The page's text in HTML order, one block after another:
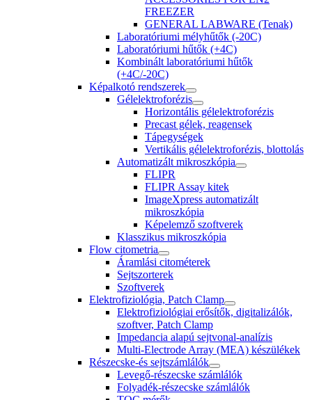
FREEZER
GENERAL LABWARE (Tenak)
Laboratóriumi mélyhűtők (-20C)
Laboratóriumi hűtők (+4C)
Kombinált laboratóriumi hűtők
(+4C/-20C)
Képalkotó rendszerek
Gélelektroforézis
Horizontális gélelektroforézis
Precast gélek, reagensek
Tápegységek
Vertikális gélelektroforézis, blottolás
Automatizált mikroszkópia
FLIPR
FLIPR Assay kitek
ImageXpress automatizált
mikroszkópia
Képelemző szoftverek
Klasszikus mikroszkópia
Flow citometria
Áramlási citométerek
Sejtszorterek
Szoftverek
Elektrofiziológia, Patch Clamp
Elektrofiziológiai erősítők, digitalizálók,
szoftver, Patch Clamp
Impedancia alapú sejtvonal-analízis
Multi-Electrode Array (MEA) készülékek
Részecske-és sejtszámlálók
Levegő-részecske számlálók
Folyadék-részecske számlálók